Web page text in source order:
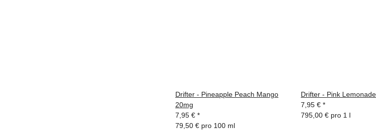
Drifter - Pineapple Peach Mango
20mg
7,95 € *
79,50 € pro 100 ml
Drifter - Pink
7,95 € *
795,00 € pro 1 l